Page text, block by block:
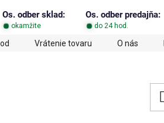
Os. odber sklad: Os. odber predajňa:
okamžite do 24 hod.
Vrátenie tovaru O nás